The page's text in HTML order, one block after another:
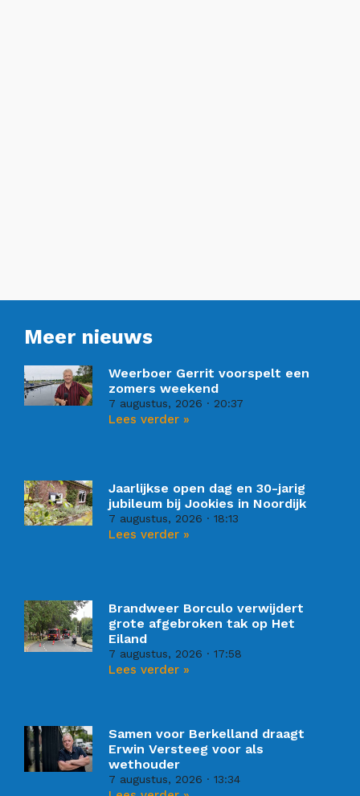
Meer nieuws
Weerboer Gerrit voorspelt een
zomers weekend
7 augustus, 2026 20:37
Lees verder »
Jaarlijkse open dag en 30-jarig
jubileum bij Jookies in Noordijk
7 augustus, 2026 18:13
Lees verder »
Brandweer Borculo verwijdert
grote afgebroken tak op Het
Eiland
7 augustus, 2026 17:58
Lees verder »
Samen voor Berkelland draagt
Erwin Versteeg voor als
wethouder
7 augustus, 2026 13:34